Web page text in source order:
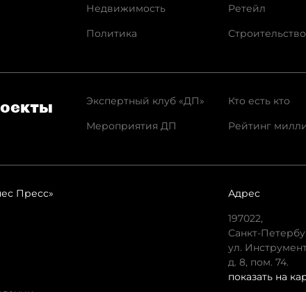
Недвижимость
Политика
Ретейл
Строительство
Экспертный клуб «ДП»
Мероприятия ДП
Кто есть кто
Рейтинг
Пресс»
Адрес
197022,
Санкт-
ул.
д. 8, пом. 74.
показать на